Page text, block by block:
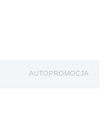
AUTOPROMOCJA